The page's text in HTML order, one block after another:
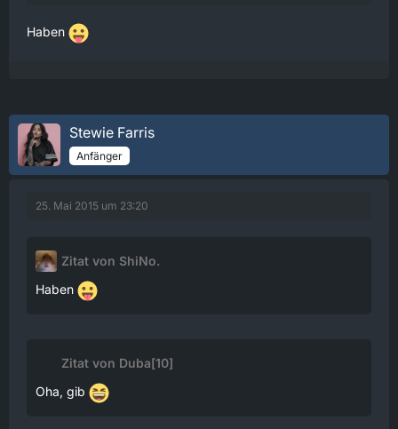
Haben
Stewie Farris
Anfänger
25. Mai 2015 um 23:20
Zitat von ShiNo.
Haben
Zitat von Duba[10]
Oha, gib